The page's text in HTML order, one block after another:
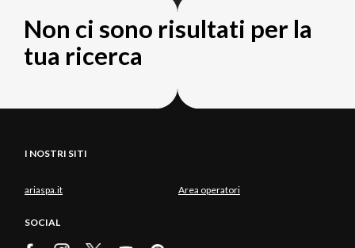
Non ci sono risultati per la
tua ricerca
I NOSTRI SITI
ariaspa.it Area operatori
SOCIAL